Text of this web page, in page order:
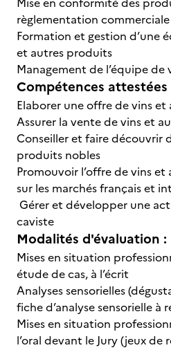
règlementation commerciale
Formation et gestion d’une
et autres produits
Management de l’équipe de
Compétences attestées
Elaborer une offre de vins
Assurer la vente de vins et
Conseiller et faire découvrir
produits nobles
Promouvoir l’offre de vins
sur les marchés français et
Gérer et développer une
caviste
Modalités d'évaluation :
Mises en situation
étude de cas, à l’écrit
Analyses sensorielles
fiche d’analyse sensorielle à
Mises en situation
l’oral devant le Jury (jeux de